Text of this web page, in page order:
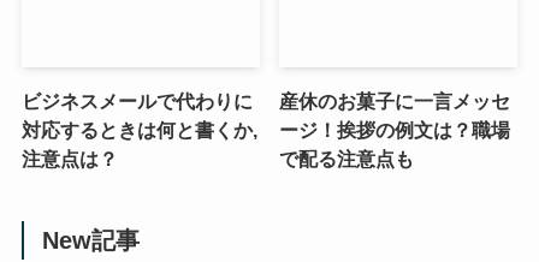
ビジネスメールで代わりに
対応するときは何と書くか,
注意点は？
産休のお菓子に一言メッセ
ージ！挨拶の例文は？職場
で配る注意点も
New記事